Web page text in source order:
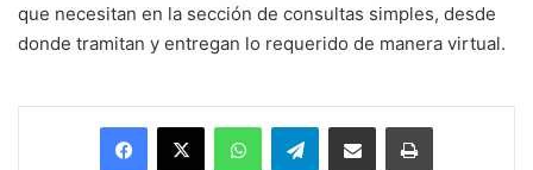
que necesitan en la sección de consultas simples, desde
donde tramitan y entregan lo requerido de manera virtual.
Facebook
X WhatsAppTelegramEnviar vía email Imprimir